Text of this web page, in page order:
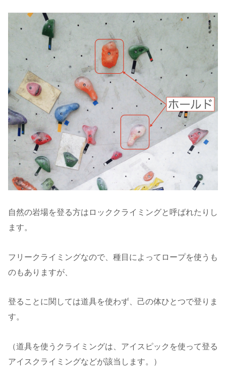
自然の岩場を登る方はロッククライミングと呼ばれたりし
ます。
フリークライミングなので、種目によってロープを使うも
のもありますが、
登ることに関しては道具を使わず、己の体ひとつで登りま
す。
（道具を使うクライミングは、アイスピックを使って登る
アイスクライミングなどが該当します。）